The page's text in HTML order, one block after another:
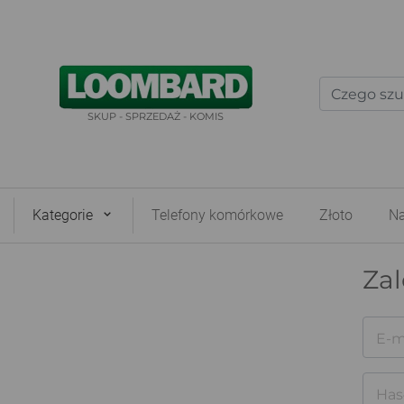
SKUP - SPRZEDAŻ - KOMIS
Kategorie Telefony komórkowe Złoto
E-